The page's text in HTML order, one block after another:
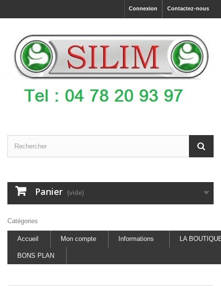
Contactez-nous
Connexion
Panier (vide)
Catégories
Accueil Mon compte Informations LA
BONS PLAN